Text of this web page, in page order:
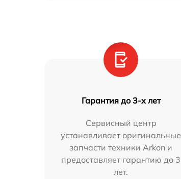
Гарантия до 3-х лет
Сервисный центр
устанавливает оригинальные
запчасти техники Arkon и
предоставляет гарантию до 3
лет.